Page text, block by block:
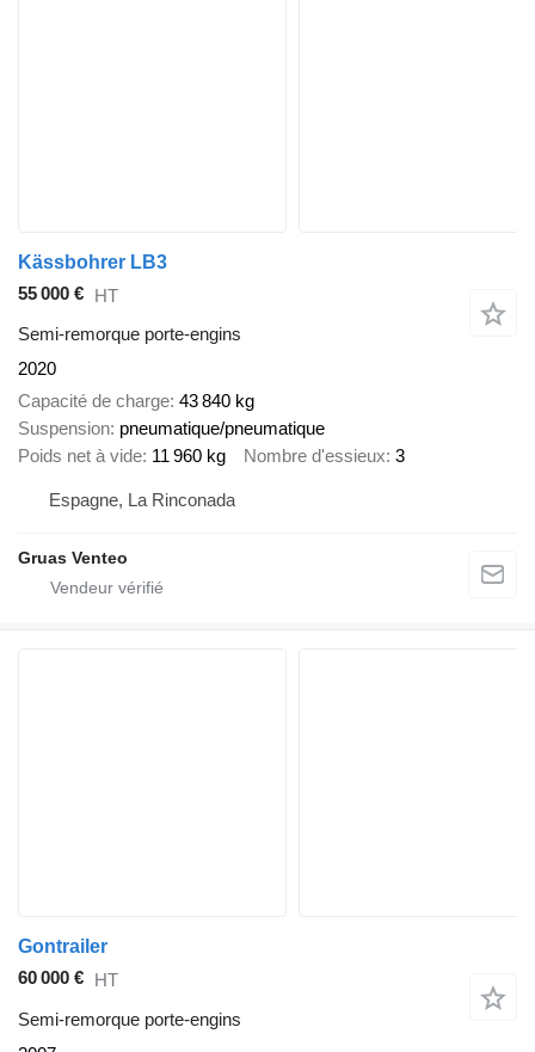
Kässbohrer LB3
55 000 € HT
Semi-remorque porte-engins
2020
Capacité de charge 43 840 kg
Suspension pneumatique/pneumatique
Poids net à vide 11 960 kg Nombre d'essieux 3
Espagne, La Rinconada
Gruas Venteo
Gontrailer
60 000 € HT
Semi-remorque porte-engins